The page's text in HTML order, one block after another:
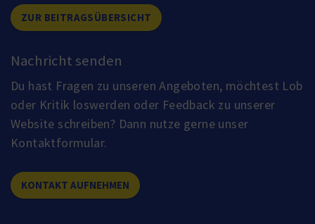
ZUR BEITRAGSÜBERSICHT
Nachricht senden
Du hast Fragen zu unseren Angeboten, möchtest Lob
oder Kritik loswerden oder Feedback zu unserer
Website schreiben? Dann nutze gerne unser
Kontaktformular.
KONTAKT AUFNEHMEN